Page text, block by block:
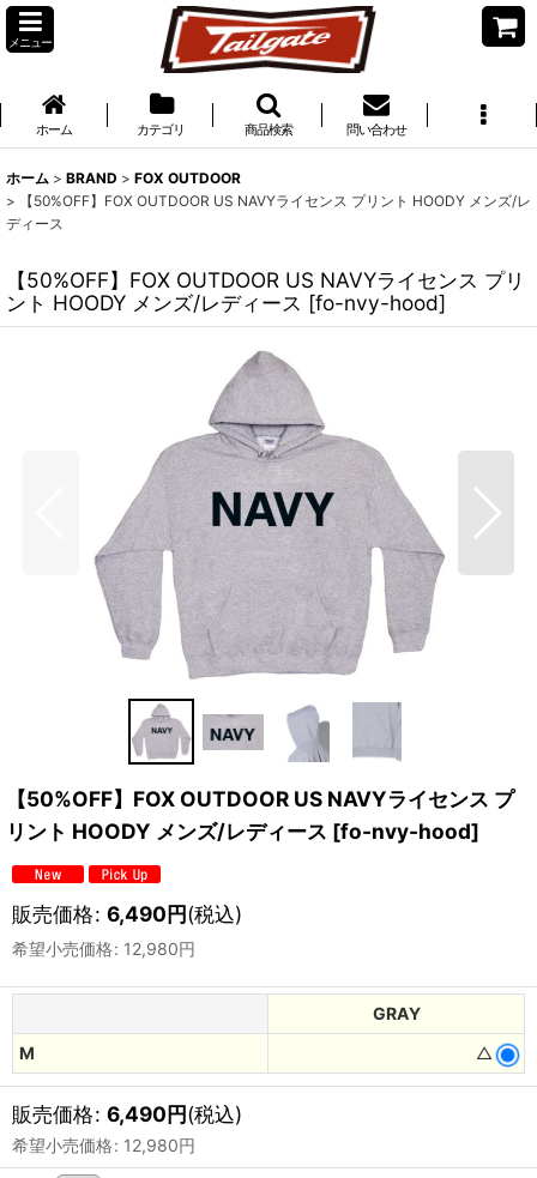
メニュー
ホーム カテゴリ 商品検索 問い合わせ
ホーム > BRAND > FOX OUTDOOR
>
【50%OFF】FOX OUTDOOR US NAVYライセンス プリント HOODY メンズ/レ
ディース
【50%OFF】FOX OUTDOOR US NAVYライセンス プリ
ント HOODY メンズ/レディース [fo-nvy-hood]
【50%OFF】FOX OUTDOOR US NAVYライセンス プ
リント HOODY メンズ/レディース [fo-nvy-hood]
販売価格: 6,490円(税込)
希望小売価格: 12,980円
GRAY
M
△
販売価格: 6,490円(税込)
希望小売価格: 12,980円